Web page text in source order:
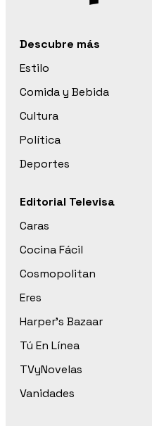
Descubre más
Estilo
Comida y Bebida
Cultura
Política
Deportes
Editorial Televisa
Caras
Cocina Fácil
Cosmopolitan
Eres
Harper’s Bazaar
Tú En Línea
TVyNovelas
Vanidades